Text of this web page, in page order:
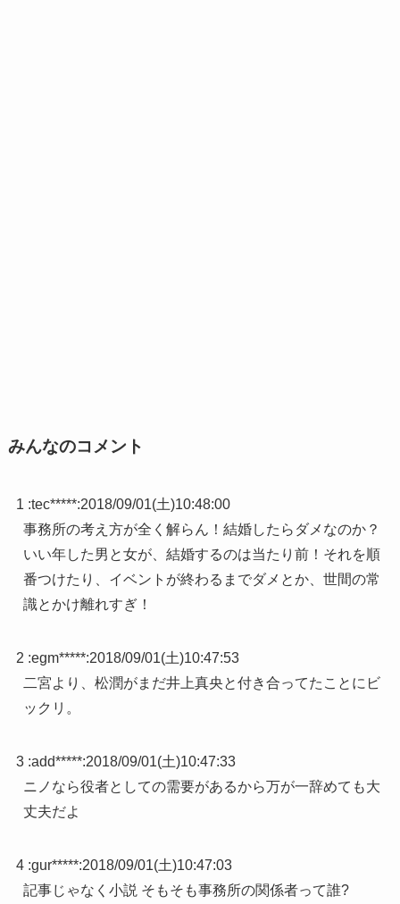
みんなのコメント
1 :tec*****:2018/09/01(土)10:48:00
事務所の考え方が全く解らん！結婚したらダメなのか？
いい年した男と女が、結婚するのは当たり前！それを順
番つけたり、イベントが終わるまでダメとか、世間の常
識とかけ離れすぎ！
2 :egm*****:2018/09/01(土)10:47:53
二宮より、松潤がまだ井上真央と付き合ってたことにビ
ックリ。
3 :add*****:2018/09/01(土)10:47:33
ニノなら役者としての需要があるから万が一辞めても大
丈夫だよ
4 :gur*****:2018/09/01(土)10:47:03
記事じゃなく小説 そもそも事務所の関係者って誰?